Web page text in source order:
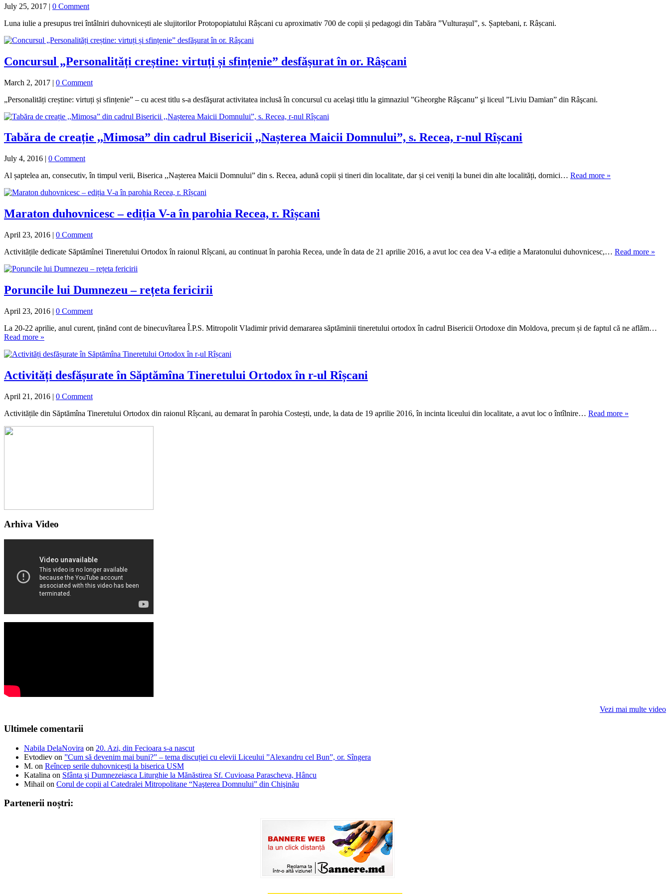
July 25, 2017 | 0 Comment
Luna iulie a presupus trei întâlniri duhovnicești ale slujitorilor Protopopiatului Râșcani cu aproximativ 700 de copii și pedagogi din Tabăra ”Vulturașul”, s. Șaptebani, r. Râșcani.
Concursul „Personalități creștine: virtuți și sfințenie” desfăşurat în or. Râşcani
March 2, 2017 | 0 Comment
„Personalități creștine: virtuți și sfințenie” – cu acest titlu s-a desfăşurat activitatea inclusă în concursul cu acelaşi titlu la gimnaziul ”Gheorghe Râşcanu” şi liceul ”Liviu Damian” din Râşcani.
Tabăra de creație ,,Mimosa” din cadrul Bisericii ,,Nașterea Maicii Domnului”, s. Recea, r-nul Rîșcani
July 4, 2016 | 0 Comment
Al șaptelea an, consecutiv, în timpul verii, Biserica ,,Nașterea Maicii Domnului” din s. Recea, adună copii și tineri din localitate, dar și cei veniți la bunei din alte localități, dornici… Read more »
Maraton duhovnicesc – ediția V-a în parohia Recea, r. Rîșcani
April 23, 2016 | 0 Comment
Activitățile dedicate Săptămînei Tineretului Ortodox în raionul Rîșcani, au continuat în parohia Recea, unde în data de 21 aprilie 2016, a avut loc cea dea V-a ediție a Maratonului duhovnicesc,… Read more »
Poruncile lui Dumnezeu – rețeta fericirii
April 23, 2016 | 0 Comment
La 20-22 aprilie, anul curent, ținănd cont de binecuvîtarea Î.P.S. Mitropolit Vladimir privid demararea săptăminii tineretului ortodox în cadrul Bisericii Ortodoxe din Moldova, precum și de faptul că ne aflăm…
Read more »
Activități desfășurate în Săptămîna Tineretului Ortodox în r-ul Rîșcani
April 21, 2016 | 0 Comment
Activitățile din Săptămîna Tineretului Ortodox din raionul Rîșcani, au demarat în parohia Costești, unde, la data de 19 aprilie 2016, în incinta liceului din localitate, a avut loc o întîlnire… Read more »
Arhiva Video
Vezi mai multe video
Ultimele comentarii
Nabila DelaNovira on 20. Azi, din Fecioara s-a nascut
Evtodiev on ”Cum să devenim mai buni?” – tema discuției cu elevii Liceului ”Alexandru cel Bun”, or. Sîngera
M. on Reîncep serile duhovnicești la biserica USM
Katalina on Sfânta şi Dumnezeiasca Liturghie la Mănăstirea Sf. Cuvioasa Parascheva, Hâncu
Mihail on Corul de copii al Catedralei Mitropolitane “Naşterea Domnului” din Chişinău
Partenerii noștri: